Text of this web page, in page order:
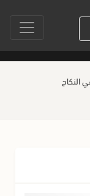
صفر حياة
النكاح